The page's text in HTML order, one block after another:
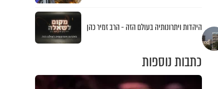
היהדות ויתרונותיה בעולם הזה - הרב זמיר כהן
כתבות נוספות